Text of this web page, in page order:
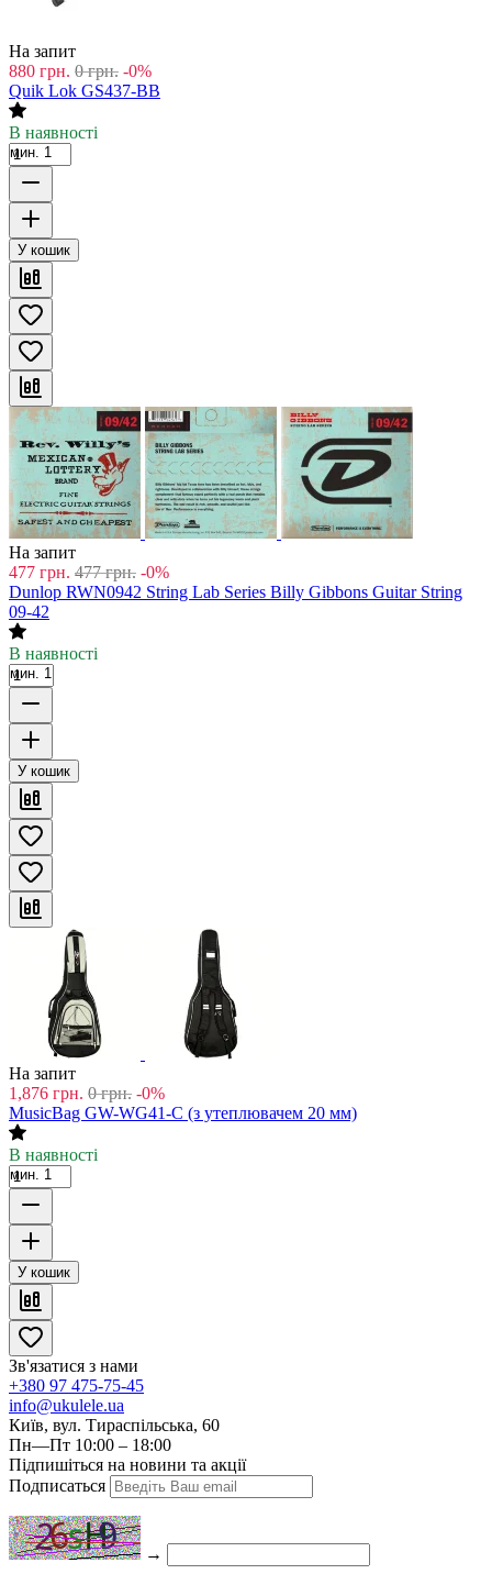
На запит
880 грн. 0 грн. -0%
Quik Lok GS437-BB
В наявності
мин. 1
У кошик
На запит
477 грн. 477 грн. -0%
Dunlop RWN0942 String Lab Series Billy Gibbons Guitar String
09-42
В наявності
мин. 1
У кошик
На запит
1,876 грн. 0 грн. -0%
MusicBag GW-WG41-C (з утеплювачем 20 мм)
В наявності
мин. 1
У кошик
Зв'язатися з нами
+380 97 475-75-45
info@ukulele.ua
Київ, вул. Тираспільська, 60
Пн—Пт 10:00 – 18:00
Підпишіться на новини та акції
Подписаться
→